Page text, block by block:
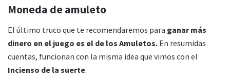
Moneda de amuleto
El último truco que te recomendaremos para ganar más
dinero en el juego es el de los Amuletos. En resumidas
cuentas, funcionan con la misma idea que vimos con el
Incienso de la suerte.